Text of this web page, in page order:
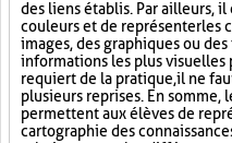
des liens établis. Par ailleurs,
couleurs et de représenter les
images, des graphiques ou
informations les plus visuelles
requiert de la pratique, il ne
plusieurs reprises. En somme,
permettent aux élèves de
cartographie des